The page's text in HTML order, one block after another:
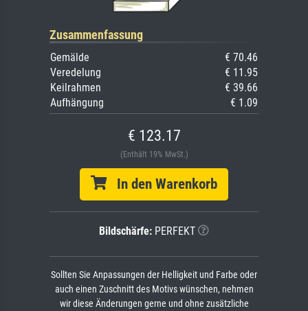
Zusammenfassung
Gemälde
€ 70.46
Veredelung
€ 11.95
Keilrahmen
€ 39.66
Aufhängung
€ 1.09
€ 123.17
(Enthält 19% MwSt.)
In den Warenkorb
Bildschärfe: PERFEKT
Sollten Sie Anpassungen der Helligkeit und Farbe oder
auch einen Zuschnitt des Motivs wünschen, nehmen
wir diese Änderungen gerne und ohne zusätzliche